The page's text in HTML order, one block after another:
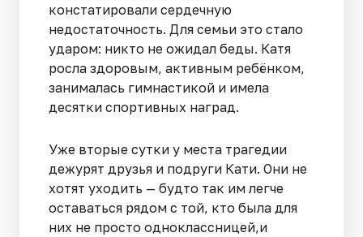
констатировали сердечную
недостаточность. Для семьи это стало
ударом: никто не ожидал беды. Катя
росла здоровым, активным ребёнком,
занималась гимнастикой и имела
десятки спортивных наград.
Уже вторые сутки у места трагедии
дежурят друзья и подруги Кати. Они не
хотят уходить — будто так им легче
оставаться рядом с той, кто была для
них не просто одноклассницей,и